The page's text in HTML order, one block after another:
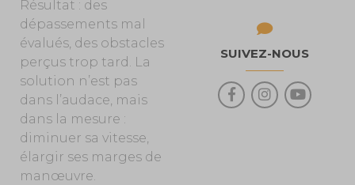
Résultat : des
dépassements mal
évalués, des obstacles
perçus trop tard. La
solution n’est pas
dans l’audace, mais
dans la mesure :
diminuer sa vitesse,
élargir ses marges de
manœuvre.
SUIVEZ-NOUS